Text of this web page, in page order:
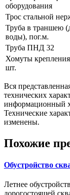
оборудования
Трос стальной
Труба в траншею
воды), пог.м.
Труба ПНД 32
Хомуты крепления
шт.
Вся
технических
информационный
Технические
изменены.
Похожие
Обустройство
Летнее